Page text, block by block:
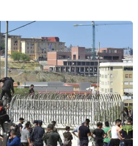
chỉ số
11 điểm
chủ chốt của
mới